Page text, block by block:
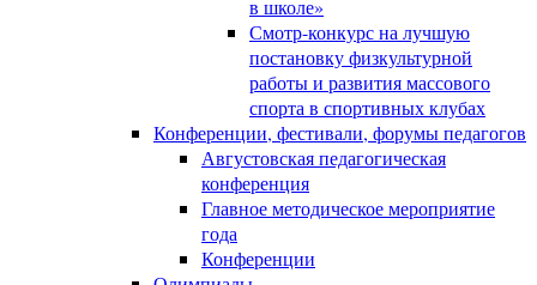
в школе»
Смотр-конкурс на лучшую
постановку физкультурной
работы и развития массового
спорта в спортивных клубах
Конференции, фестивали, форумы педагогов
Августовская педагогическая
конференция
Главное методическое мероприятие
года
Конференции